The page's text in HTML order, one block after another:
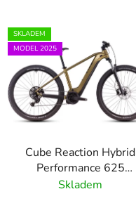
SKLADEM
MODEL 2025
Cube Reaction Hybrid
Performance 625
goldenlime´n´black
Skladem